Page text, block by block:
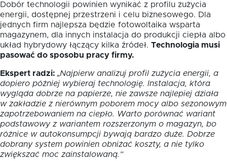
Dobór technologii powinien wynikać z profilu zużycia
energii, dostępnej przestrzeni i celu biznesowego. Dla
jednych firm najlepsza będzie fotowoltaika wsparta
magazynem, dla innych instalacja do produkcji ciepła albo
układ hybrydowy łączący kilka źródeł. Technologia musi
pasować do sposobu pracy firmy.
Ekspert radzi: „Najpierw analizuj profil zużycia energii, a
dopiero później wybieraj technologię. Instalacja, która
wygląda dobrze na papierze, nie zawsze najlepiej działa
w zakładzie z nierównym poborem mocy albo sezonowym
zapotrzebowaniem na ciepło. Warto porównać wariant
podstawowy z wariantem rozszerzonym o magazyn, bo
różnice w autokonsumpcji bywają bardzo duże. Dobrze
dobrany system powinien obniżać koszty, a nie tylko
zwiększać moc zainstalowaną.”